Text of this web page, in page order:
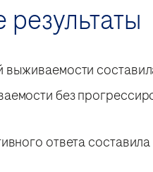
без
ответа составила